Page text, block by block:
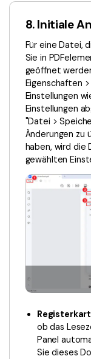
8. Initiale
Für eine Datei,
Sie in
geöffnet
Eigenschaften
Einstellungen
Einstellungen
"Datei >
Änderungen zu
haben, wird die
gewählten
ob das
Panel
Sie dieses